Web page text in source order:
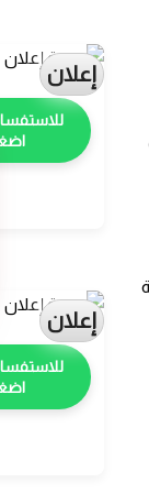
إعلان
إعلان